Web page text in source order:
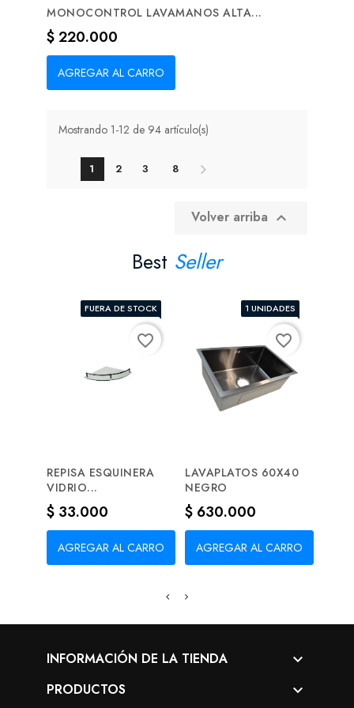
MONOCONTROL LAVAMANOS ALTA...
Precio
$ 220.000
AGREGAR AL CARRO
Mostrando 1-12 de 94 artículo(s)
1 2 3 8
Volver arriba 
Best Seller
FUERA DE STOCK
REPISA ESQUINERA
VIDRIO...
Precio
$ 33.000
AGREGAR AL CARRO
favorite_border
1 UNIDADES
LAVAPLATOS 60X40
NEGRO
Precio
$ 630.000
AGREGAR AL CARRO
favorite_border
INFORMACIÓN DE LA TIENDA 
PRODUCTOS 